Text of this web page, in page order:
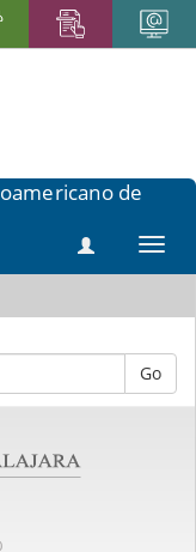
de
Go